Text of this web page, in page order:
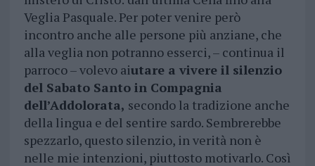
Veglia Pasquale. Per poter venire però
incontro anche alle persone più anziane, che
alla veglia non potranno esserci, – continua il
parroco – volevo aiutare a vivere il silenzio
del Sabato Santo in Compagnia
dell’Addolorata, secondo la tradizione anche
della lingua e del sentire sardo. Sembrerebbe
spezzarlo, questo silenzio, in verità non è
nelle mie intenzioni, piuttosto motivarlo. Così